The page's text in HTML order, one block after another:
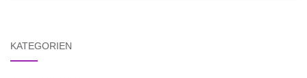
KATEGORIEN